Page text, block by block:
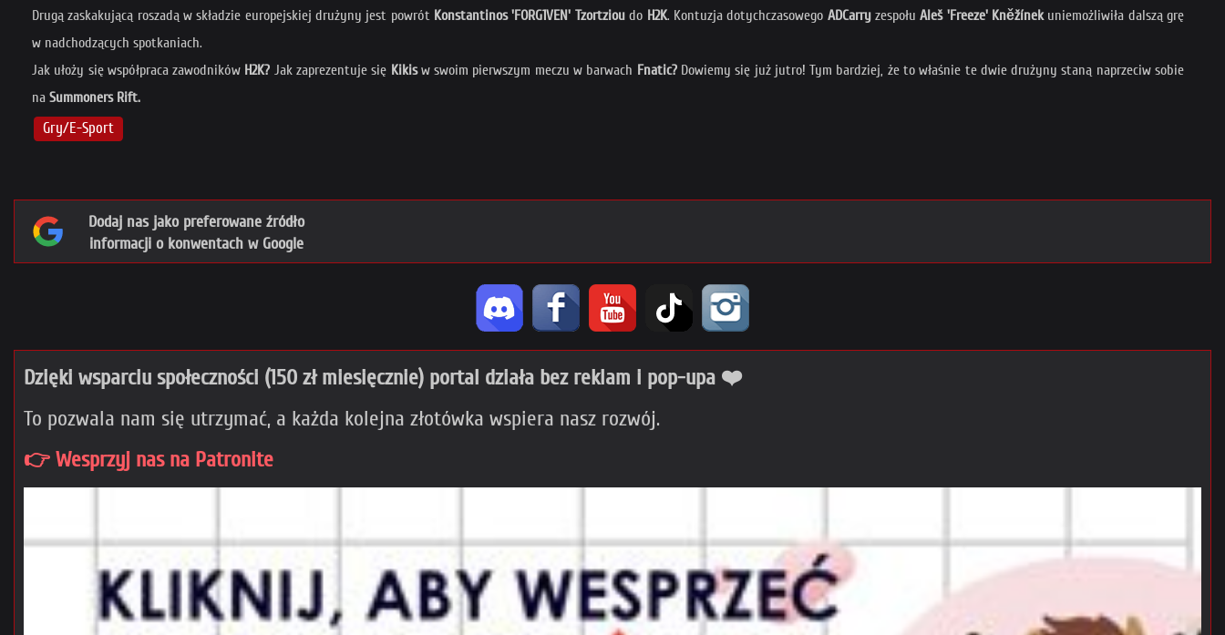
Drugą zaskakującą roszadą w składzie europejskiej drużyny jest powrót Konstantinos 'FORG1VEN' Tzortzioudo H2K. Kontuzja dotychczasowego ADCarryzespołuAleš 'Freeze' Kněžínekuniemożliwiła dalszą grę
w nadchodzących spotkaniach.
Jak ułoży się współpraca zawodników H2K? Jak zaprezentuje się Kikisw swoim pierwszym meczu w barwach Fnatic?Dowiemy się już jutro! Tym bardziej, że to właśnie te dwie drużyny staną naprzeciw sobie
na Summoners Rift.
Gry/E-Sport
Dodaj nas jako preferowane źródło
informacji o konwentach w Google
Dzięki wsparciu społeczności (150 zł miesięcznie) portal działa bez reklam i pop-upa ❤️
To pozwala nam się utrzymać, a każda kolejna złotówka wspiera nasz rozwój.
👉 Wesprzyj nas na Patronite